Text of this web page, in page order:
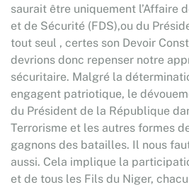
saurait être uniquement l’Affaire
et de Sécurité (FDS),ou du
tout seul , certes son Devoir
devrions donc repenser notre
sécuritaire. Malgré la
engagent patriotique, le
du Président de la République
Terrorisme et les autres formes
gagnons des batailles. Il nous
aussi. Cela implique la
et de tous les Fils du Niger,